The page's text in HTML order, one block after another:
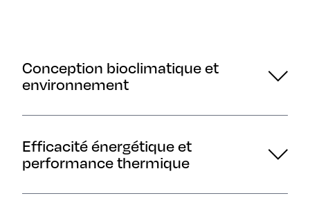
Conception bioclimatique et
environnement
Efficacité énergétique et
performance thermique